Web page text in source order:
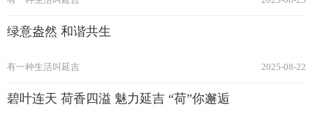
绿意盎然 和谐共生
2025-08-22
有一种生活叫延吉
碧叶连天 荷香四溢 魅力延吉 “荷”你邂逅